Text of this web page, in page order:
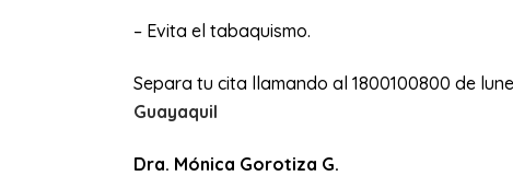
– Evita el tabaquismo.
Separa tu cita llamando al 1800100800 de
Guayaquil
Dra. Mónica Gorotiza G.